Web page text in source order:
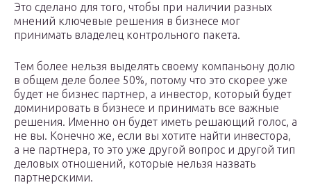
Это сделано для того, чтобы при наличии разных
мнений ключевые решения в бизнесе мог
принимать владелец контрольного пакета.
Тем более нельзя выделять своему компаньону долю
в общем деле более 50%, потому что это скорее уже
будет не бизнес партнер, а инвестор, который будет
доминировать в бизнесе и принимать все важные
решения. Именно он будет иметь решающий голос, а
не вы. Конечно же, если вы хотите найти инвестора,
а не партнера, то это уже другой вопрос и другой тип
деловых отношений, которые нельзя назвать
партнерскими.